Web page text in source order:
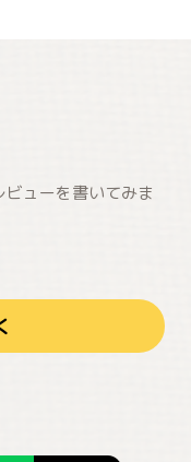
ューを書いてみま